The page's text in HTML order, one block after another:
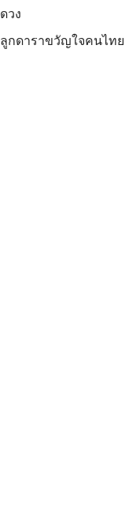
ดวง
ลูกดาราขวัญใจคนไทย